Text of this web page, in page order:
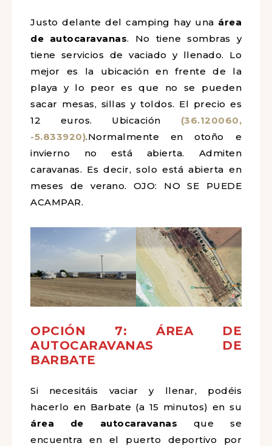
Justo delante del camping hay una área
de autocaravanas. No tiene sombras y
tiene servicios de vaciado y llenado. Lo
mejor es la ubicación en frente de la
playa y lo peor es que no se pueden
sacar mesas, sillas y toldos. El precio es
12 euros. Ubicación (36.120060,
-5.833920).Normalmente en otoño e
invierno no está abierta. Admiten
caravanas. Es decir, solo está abierta en
meses de verano. OJO: NO SE PUEDE
ACAMPAR.
OPCIÓN 7: ÁREA DE
AUTOCARAVANAS DE
BARBATE
Si necesitáis vaciar y llenar, podéis
hacerlo en Barbate (a 15 minutos) en su
área de autocaravanas que se
encuentra en el puerto deportivo por